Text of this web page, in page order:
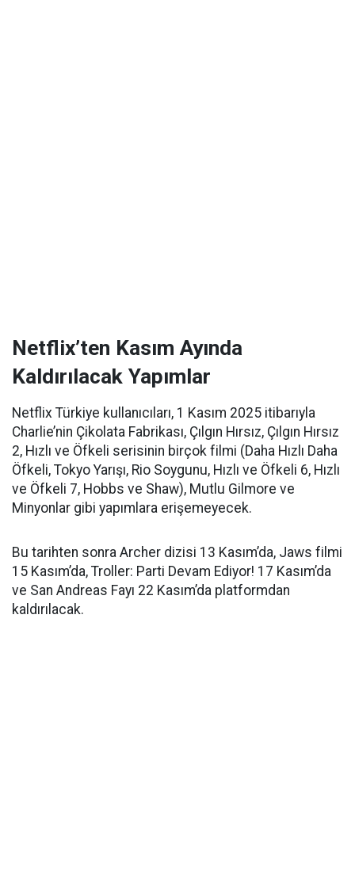
Netflix’ten Kasım Ayında
Kaldırılacak Yapımlar
Netflix Türkiye kullanıcıları, 1 Kasım 2025 itibarıyla
Charlie’nin Çikolata Fabrikası, Çılgın Hırsız, Çılgın Hırsız
2, Hızlı ve Öfkeli serisinin birçok filmi (Daha Hızlı Daha
Öfkeli, Tokyo Yarışı, Rio Soygunu, Hızlı ve Öfkeli 6, Hızlı
ve Öfkeli 7, Hobbs ve Shaw), Mutlu Gilmore ve
Minyonlar gibi yapımlara erişemeyecek.
Bu tarihten sonra Archer dizisi 13 Kasım’da, Jaws filmi
15 Kasım’da, Troller: Parti Devam Ediyor! 17 Kasım’da
ve San Andreas Fayı 22 Kasım’da platformdan
kaldırılacak.